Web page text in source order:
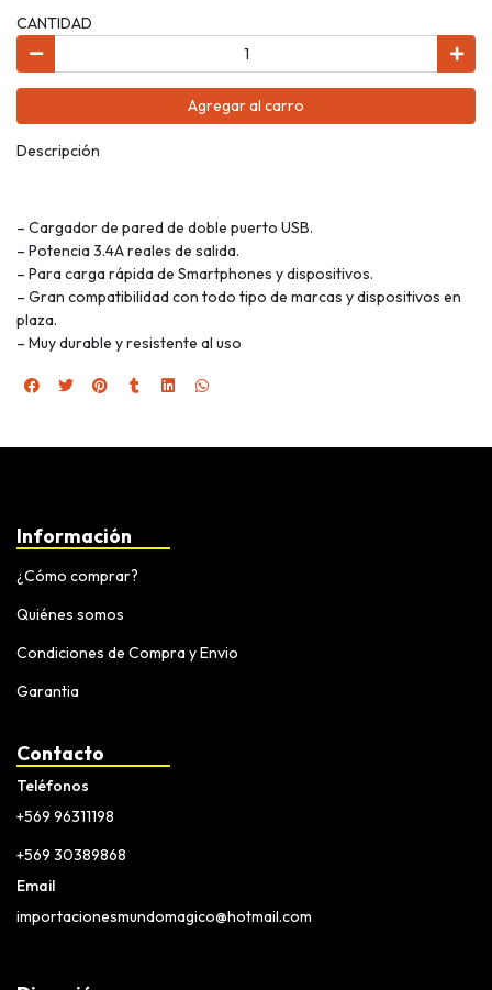
CANTIDAD
Agregar al carro
Descripción
– Cargador de pared de doble puerto USB.
– Potencia 3.4A reales de salida.
– Para carga rápida de Smartphones y dispositivos.
– Gran compatibilidad con todo tipo de marcas y dispositivos en
plaza.
– Muy durable y resistente al uso
Información
¿Cómo comprar?
Quiénes somos
Condiciones de Compra y Envio
Garantia
Contacto
Teléfonos
+569 96311198
+569 30389868
Email
importacionesmundomagico@hotmail.com